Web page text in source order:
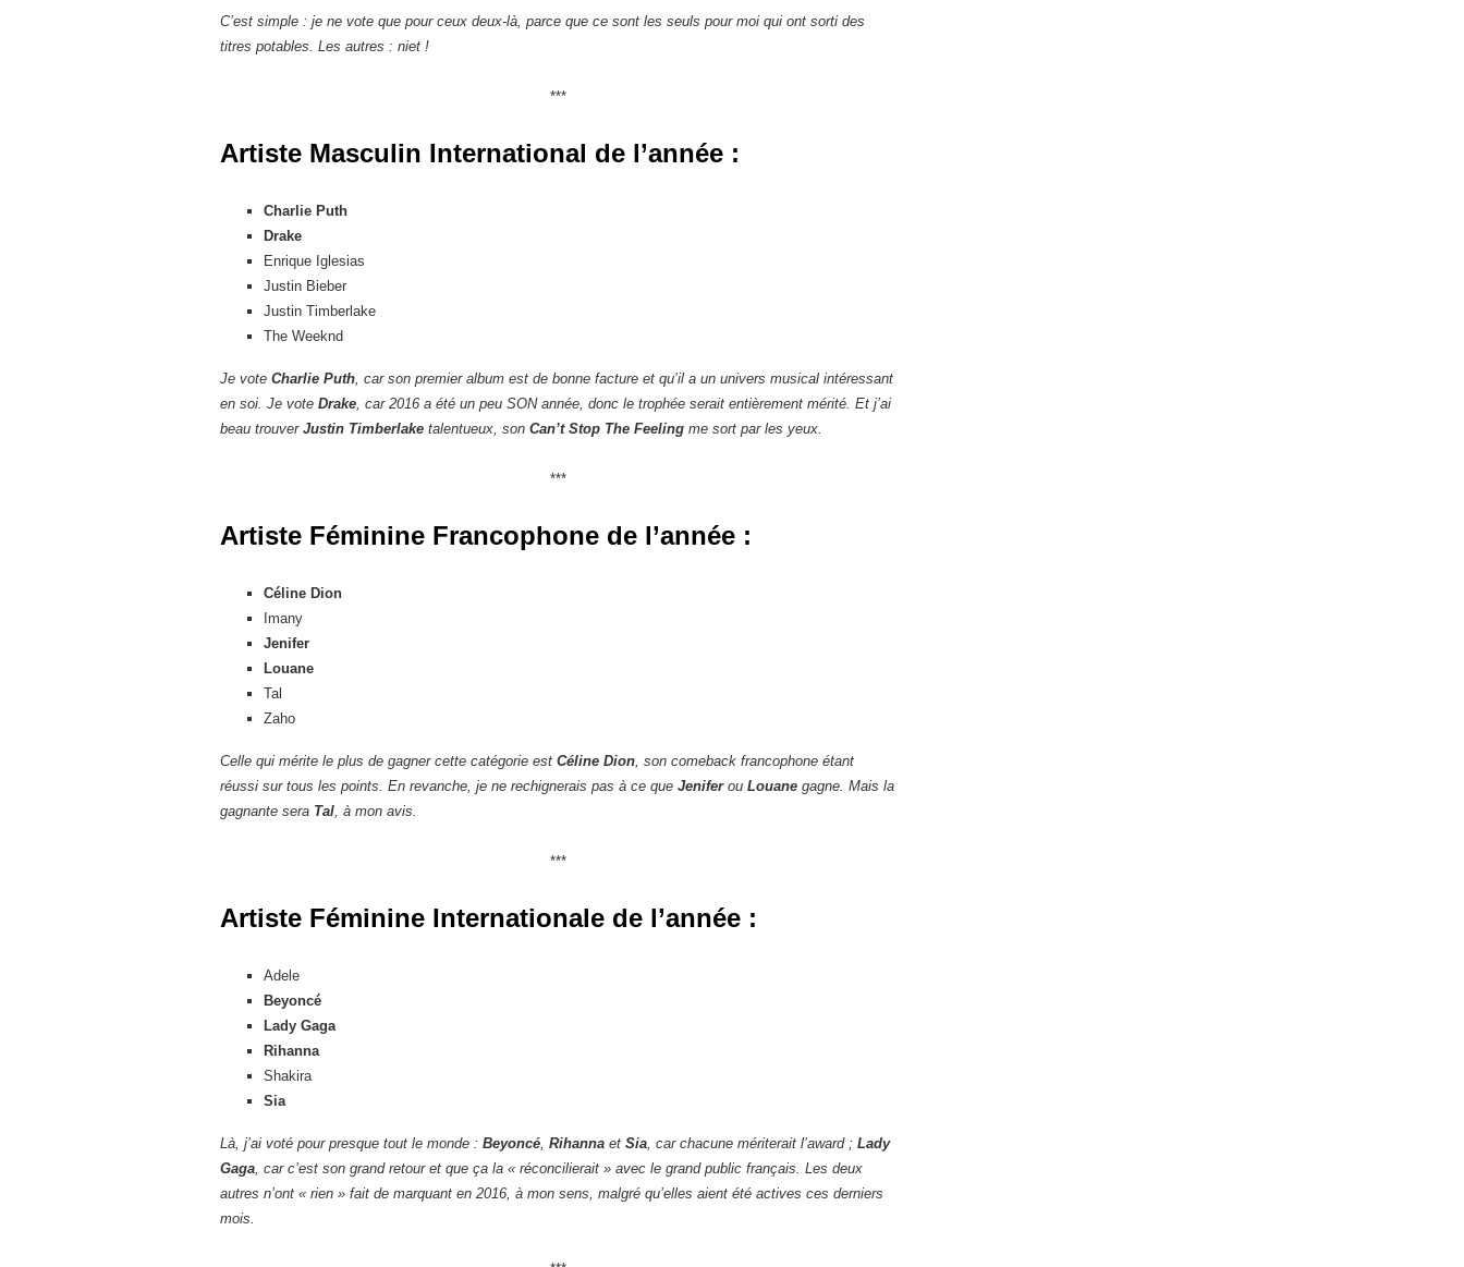
C’est simple : je ne vote que pour ceux deux-là, parce que ce sont les seuls pour moi qui ont sorti des
titres potables. Les autres : niet !
***
Artiste Masculin International de l’année :
Charlie Puth
Drake
Enrique Iglesias
Justin Bieber
Justin Timberlake
The Weeknd
Je vote Charlie Puth , car son premier album est de bonne facture et qu’il a un univers musical intéressant
en soi. Je vote Drake , car 2016 a été un peu SON année, donc le trophée serait entièrement mérité. Et j’ai
beau trouver Justin Timberlake talentueux, son Can’t Stop The Feeling me sort par les yeux.
***
Artiste Féminine Francophone de l’année :
Céline Dion
Imany
Jenifer
Louane
Tal
Zaho
Celle qui mérite le plus de gagner cette catégorie est Céline Dion , son comeback francophone étant
réussi sur tous les points. En revanche, je ne rechignerais pas à ce que Jeniferou Louane gagne. Mais la
gagnante sera Tal , à mon avis.
***
Artiste Féminine Internationale de l’année :
Adele
Beyoncé
Lady Gaga
Rihanna
Shakira
Sia
Là, j’ai voté pour presque tout le monde : Beyoncé Rihanna et Sia , car chacune mériterait l’award ; Lady
Gaga , car c’est son grand retour et que ça la « réconcilierait » avec le grand public français. Les deux
autres n’ont « rien » fait de marquant en 2016, à mon sens, malgré qu’elles aient été actives ces derniers
mois.